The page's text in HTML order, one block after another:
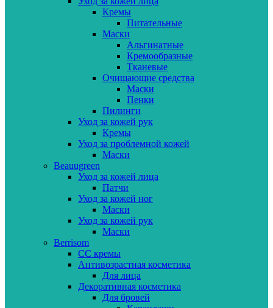
Кремы
Питательные
Маски
Альгинатные
Кремообразные
Тканевые
Очищающие средства
Маски
Пенки
Пилинги
Уход за кожей рук
Кремы
Уход за проблемной кожей
Маски
Beauugreen
Уход за кожей лица
Патчи
Уход за кожей ног
Маски
Уход за кожей рук
Маски
Berrisom
CC кремы
Антивозрастная косметика
Для лица
Декоративная косметика
Для бровей